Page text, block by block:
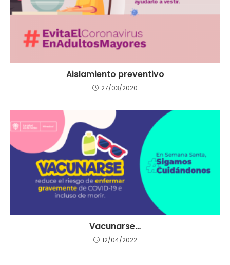
Aislamiento preventivo
27/03/2020
Vacunarse…
12/04/2022